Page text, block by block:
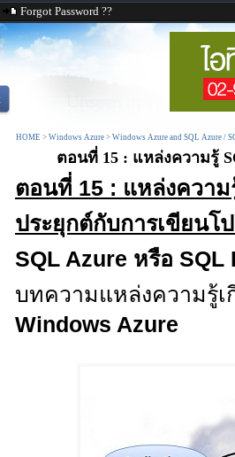
Forgot Password ??
HOME > Windows Azure > Windows Azure and SQL Azure /
ตอนที่ 15 : แหล่งความรู้
ตอนที่ 15 : แหล่งความ
ประยุกต์กับการเขียนโ
SQL Azure หรือ SQL
บทความแหล่งความรู้เ
Windows Azure